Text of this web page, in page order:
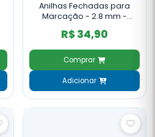
Anilhas Fechadas para
Marcação - 2.8 mm -
10 un. - Azul Claro
R$ 34,90
Comprar
Adicionar